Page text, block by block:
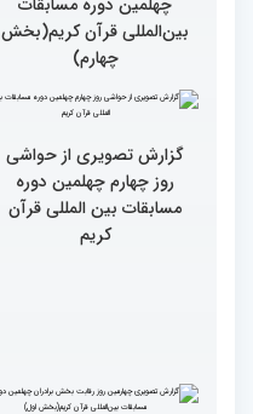
گزارش تصویری چهارمین
روز رقابت بخش برادران
چهلمین دوره مسابقات
بین‌المللی قرآن کریم(بخش
چهارم)
گزارش تصویری از حواشی
روز چهارم چهلمین دوره